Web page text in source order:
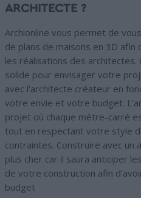
ARCHITECTE ?
Archionline vous permet de
de plans de maisons en 3D
les réalisations des architectes.
solide pour envisager votre
avec l'architecte créateur en
votre envie et votre budget.
projet où chaque mètre-carré
tout en respectant votre style
contraintes. Construire avec
plus cher car il saura anticiper
de votre construction afin
budget